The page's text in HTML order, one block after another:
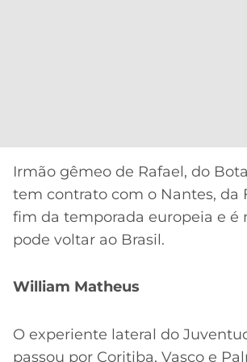
Irmão gêmeo de Rafael, do
tem contrato com o Nantes, da
fim da temporada europeia e é
pode voltar ao Brasil.
William Matheus
O experiente lateral do
passou por Coritiba, Vasco e